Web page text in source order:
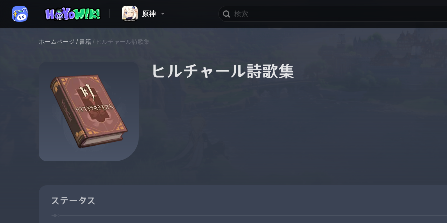
原神
ホームページ / 書籍 / ヒルチャール詩歌集
ヒルチャール詩歌集
ステータス